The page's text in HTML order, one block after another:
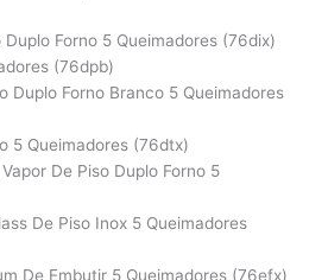
Forno 5 Queimadores (76dix)
(76dpb)
Duplo Forno Branco 5 Queimadores
5 Queimadores (76dtx)
De Piso Duplo Forno 5
De Piso Inox 5 Queimadores
De Embutir 5 Queimadores (76efx)